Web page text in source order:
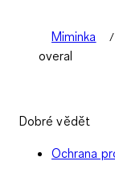
Miminka
overal
Dobré vědět
Ochrana